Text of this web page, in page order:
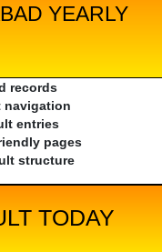
YEARLY
records
navigation
entries
pages
structure
TODAY